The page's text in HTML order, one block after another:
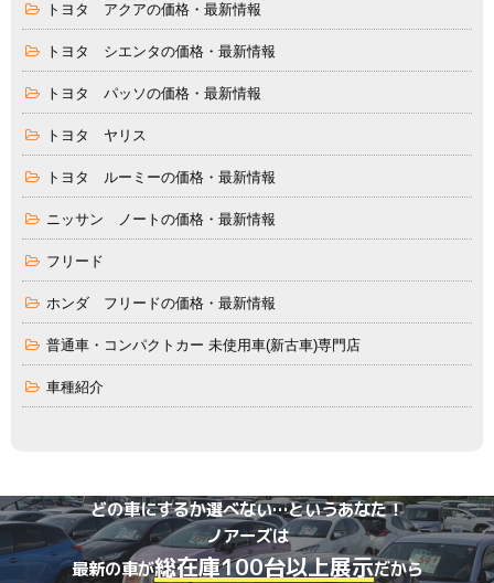
トヨタ アクアの価格・最新情報
トヨタ シエンタの価格・最新情報
トヨタ パッソの価格・最新情報
トヨタ ヤリス
トヨタ ルーミーの価格・最新情報
ニッサン ノートの価格・最新情報
フリード
ホンダ フリードの価格・最新情報
普通車・コンパクトカー 未使用車(新古車)専門店
車種紹介
どの車にするか選べない…というあなた！
ノアーズは
最新の車が総在庫100台以上展示だから